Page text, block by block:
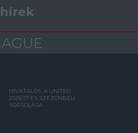
HIVATALOS: A UNITED
2026/27-ES SZEZONBELI
SORSOLÁSA